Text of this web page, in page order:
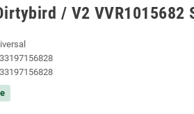
/ V2 ‎VVR1015682